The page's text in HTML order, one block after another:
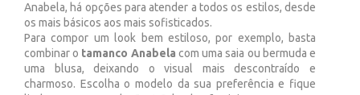
Anabela, há opções para atender a todos os estilos, desde
os mais básicos aos mais sofisticados.
Para compor um look bem estiloso, por exemplo, basta
combinar o tamanco Anabela com uma saia ou bermuda e
uma blusa, deixando o visual mais descontraído e
charmoso. Escolha o modelo da sua preferência e fique